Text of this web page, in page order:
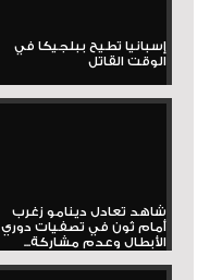
إسبانيا تطيح ببلجيكا في
الوقت القاتل
شاهد تعادل دينامو زغرب
أمام ثون في تصفيات دوري
الأبطال وعدم مشاركة...